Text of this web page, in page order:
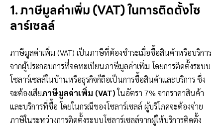
1. ภาษีมูลค่าเพิ่ม (VAT) ในการติดตั้งโซ
ลาร์เซลล์
ภาษีมูลค่าเพิ่ม (VAT) เป็นภาษีที่ต้องชำระเมื่อซื้อสินค้าหรือบริการ
จากผู้ประกอบการที่จดทะเบียนภาษีมูลค่าเพิ่ม โดยการติดตั้งระบบ
โซลาร์เซลล์ในบ้านหรือธุรกิจก็ถือเป็นการซื้อสินค้าและบริการ ซึ่ง
จะต้องเสียภาษีมูลค่าเพิ่ม (VAT)ในอัตรา 7% จากราคาสินค้า
และบริการที่ซื้อ โดยในกรณีของโซลาร์เซลล์ ผู้บริโภคจะต้องจ่าย
ภาษีในระหว่างการติดตั้งระบบโซลาร์เซลล์จากผู้ให้บริการติดตั้ง